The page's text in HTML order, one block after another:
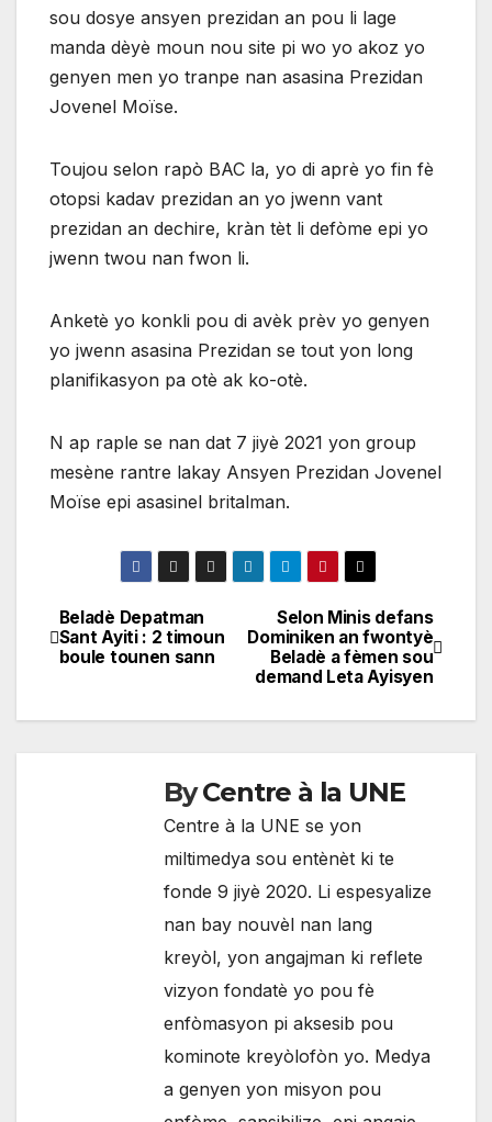
sou dosye ansyen prezidan an pou li lage
manda dèyè moun nou site pi wo yo akoz yo
genyen men yo tranpe nan asasina Prezidan
Jovenel Moïse.
Toujou selon rapò BAC la, yo di aprè yo fin fè
otopsi kadav prezidan an yo jwenn vant
prezidan an dechire, kràn tèt li defòme epi yo
jwenn twou nan fwon li.
Anketè yo konkli pou di avèk prèv yo genyen
yo jwenn asasina Prezidan se tout yon long
planifikasyon pa otè ak ko-otè.
N ap raple se nan dat 7 jiyè 2021 yon group
mesène rantre lakay Ansyen Prezidan Jovenel
Moïse epi asasinel britalman.
Navigation
de
l'article
Selon Minis defans
Dominiken an fwontyè
Beladè a fèmen sou
demand Leta Ayisyen
Beladè Depatman
Sant Ayiti : 2 timoun
boule tounen sann
ByCentre à la UNE
Centre à la UNE se yon
miltimedya sou entènèt ki te
fonde 9 jiyè 2020. Li espesyalize
nan bay nouvèl nan lang
kreyòl, yon angajman ki reflete
vizyon fondatè yo pou fè
enfòmasyon pi aksesib pou
kominote kreyòlofòn yo. Medya
a genyen yon misyon pou